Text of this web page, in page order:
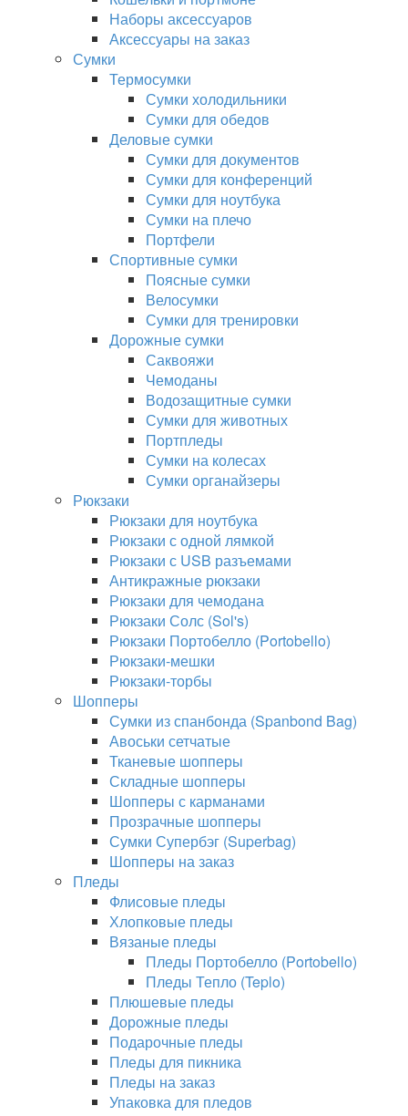
Наборы аксессуаров
Аксессуары на заказ
Сумки
Термосумки
Сумки холодильники
Сумки для обедов
Деловые сумки
Сумки для документов
Сумки для конференций
Сумки для ноутбука
Сумки на плечо
Портфели
Спортивные сумки
Поясные сумки
Велосумки
Сумки для тренировки
Дорожные сумки
Саквояжи
Чемоданы
Водозащитные сумки
Сумки для животных
Портпледы
Сумки на колесах
Сумки органайзеры
Рюкзаки
Рюкзаки для ноутбука
Рюкзаки с одной лямкой
Рюкзаки с USB разъемами
Антикражные рюкзаки
Рюкзаки для чемодана
Рюкзаки Солс (Sol's)
Рюкзаки Портобелло (Portobello)
Рюкзаки-мешки
Рюкзаки-торбы
Шопперы
Сумки из спанбонда (Spanbond Bag)
Авоськи сетчатые
Тканевые шопперы
Складные шопперы
Шопперы с карманами
Прозрачные шопперы
Сумки Супербэг (Superbag)
Шопперы на заказ
Пледы
Флисовые пледы
Хлопковые пледы
Вязаные пледы
Пледы Портобелло (Portobello)
Пледы Тепло (Teplo)
Плюшевые пледы
Дорожные пледы
Подарочные пледы
Пледы для пикника
Пледы на заказ
Упаковка для пледов